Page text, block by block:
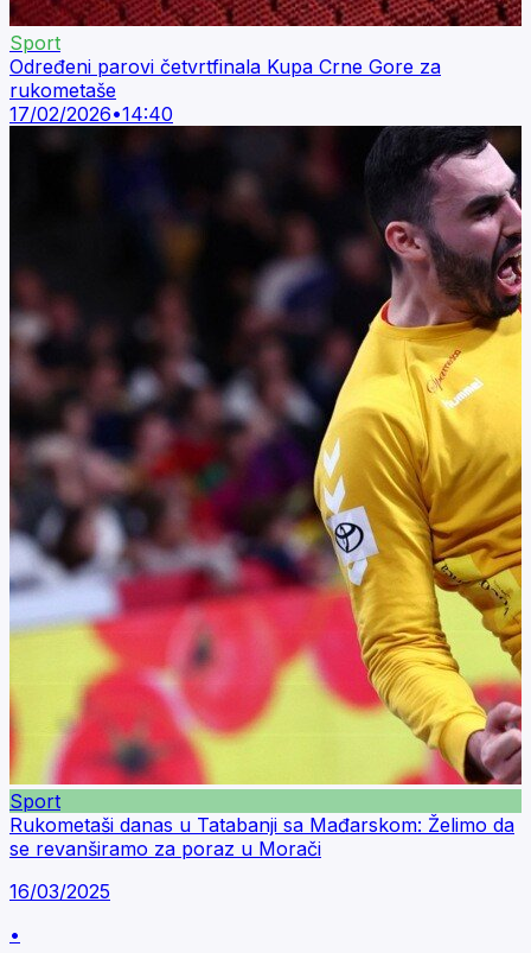
Sport
Određeni parovi četvrtfinala Kupa Crne Gore za
rukometaše
17/02/2026•14:40
Sport
Rukometaši danas u Tatabanji sa Mađarskom: Želimo da
se revanširamo za poraz u Morači
16/03/2025
•